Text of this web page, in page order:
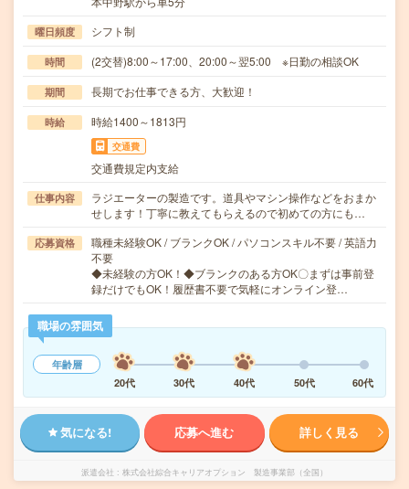
曜日頻度 シフト制
時間 (2交替)8:00～17:00、20:00～翌5:00 ※日勤の相談OK
期間 長期でお仕事できる方、大歓迎！
時給 時給1400～1813円
交通費
交通費規定内支給
仕事内容
ラジエーターの製造です。道具やマシン操作などをおまか
せします！丁寧に教えてもらえるので初めての方にも…
応募資格
職種未経験OK / ブランクOK / パソコンスキル不要 / 英語力
不要
◆未経験の方OK！◆ブランクのある方OK〇まずは事前登
録だけでもOK！履歴書不要で気軽にオンライン登…
職場の雰囲気
年齢層
20代
30代 40代 50代 60代
気になる! 応募へ進む 詳しく見る
派遣会社 株式会社綜合キャリアオプション 製造事業部（全国）